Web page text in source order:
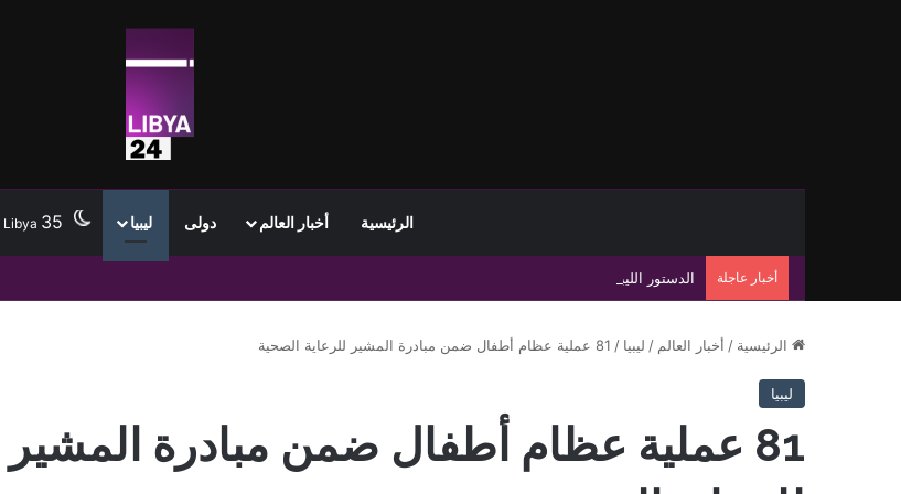
الرئيسية أخبار العالم دولى ليبيا Libya 35
أخبار عاجلة الدستور الليبي.. استحقاق مؤجل وسط تعثر مسارات التسوية
الرئيسية / أخبار العالم / ليبيا / 81 عملية عظام أطفال ضمن مبادرة المشير للرعاية الصحية
ليبيا
81 عملية عظام أطفال ضمن مبادرة المشير